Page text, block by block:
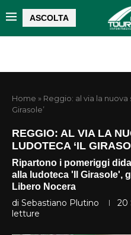
ASCOLTA
Home » Reggio: al via la
Girasole’
REGGIO: AL VIA LA
LUDOTECA ‘IL
Ripartono i pomeriggi
alla ludoteca 'Il Girasole',
Libero Nocera
di Sebastiano Plutino 20
letture